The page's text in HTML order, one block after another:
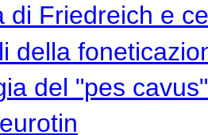
di Friedreich e
della
del "pes